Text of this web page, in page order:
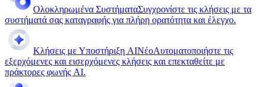
Ολοκληρωμένα ΣυστήματαΣυγχρονίστε τις κλήσεις με τα
συστήματά σας καταγραφής για πλήρη ορατότητα και έλεγχο.
Κλήσεις με Υποστήριξη AIΝέοΑυτοματοποιήστε τις
εξερχόμενες και εισερχόμενες κλήσεις και επεκταθείτε με
πράκτορες φωνής AI.